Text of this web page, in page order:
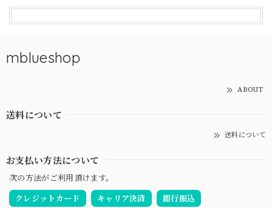
mblueshop
ABOUT
送料について
送料について
お支払い方法について
次の方法がご利用頂けます。
クレジットカード
キャリア決済 銀行振込